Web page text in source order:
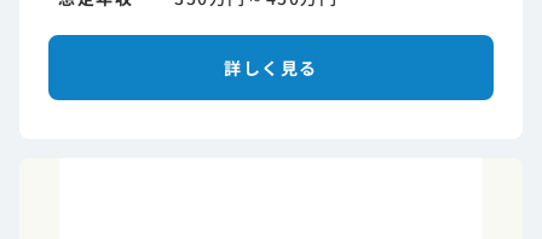
詳しく見る